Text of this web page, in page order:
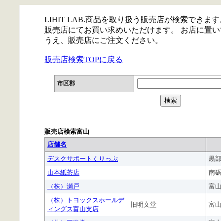
LIHIT LAB.商品を取り扱う販売店が検索できま
販売店にてお買い求めいただけます。 お店に置
うえ、販売店にご注文ください。
販売店検索TOPに戻る
市区郡
販売店検索富山
店舗名
デスクサポートくりっぷ
黒
山本紙茶店
南
（株）瀬戸
富
（株）トヨックスホールデ
ィングス富山支店
旧明文堂 富